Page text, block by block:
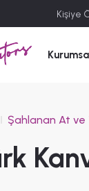
Kişiye
Kurumsal
Şahlanan At ve